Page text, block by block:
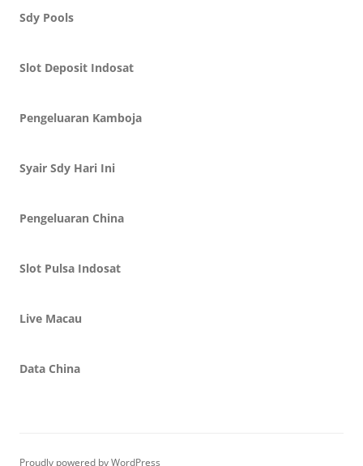
Sdy Pools
Slot Deposit Indosat
Pengeluaran Kamboja
Syair Sdy Hari Ini
Pengeluaran China
Slot Pulsa Indosat
Live Macau
Data China
Proudly powered by WordPress